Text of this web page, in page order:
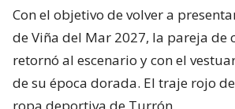
Con el objetivo de volver a
de Viña del Mar 2027, la pareja de
retornó al escenario y con el
de su época dorada. El traje rojo